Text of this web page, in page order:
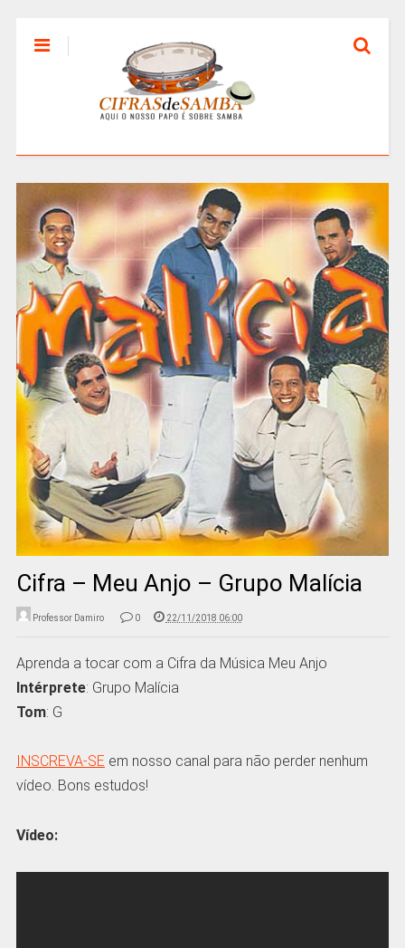
Cifra – Meu Anjo – Grupo Malícia
Professor Damiro 0 22/11/2018 06:00
Aprenda a tocar com a Cifra da Música Meu Anjo
Intérprete: Grupo Malícia
Tom: G
INSCREVA-SE em nosso canal para não perder nenhum
vídeo. Bons estudos!
Vídeo: